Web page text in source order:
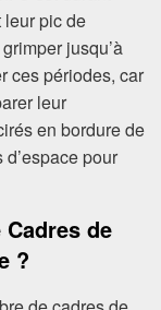
pic de
jusqu’à
ces périodes, car
leur
en bordure de
pour
de
?